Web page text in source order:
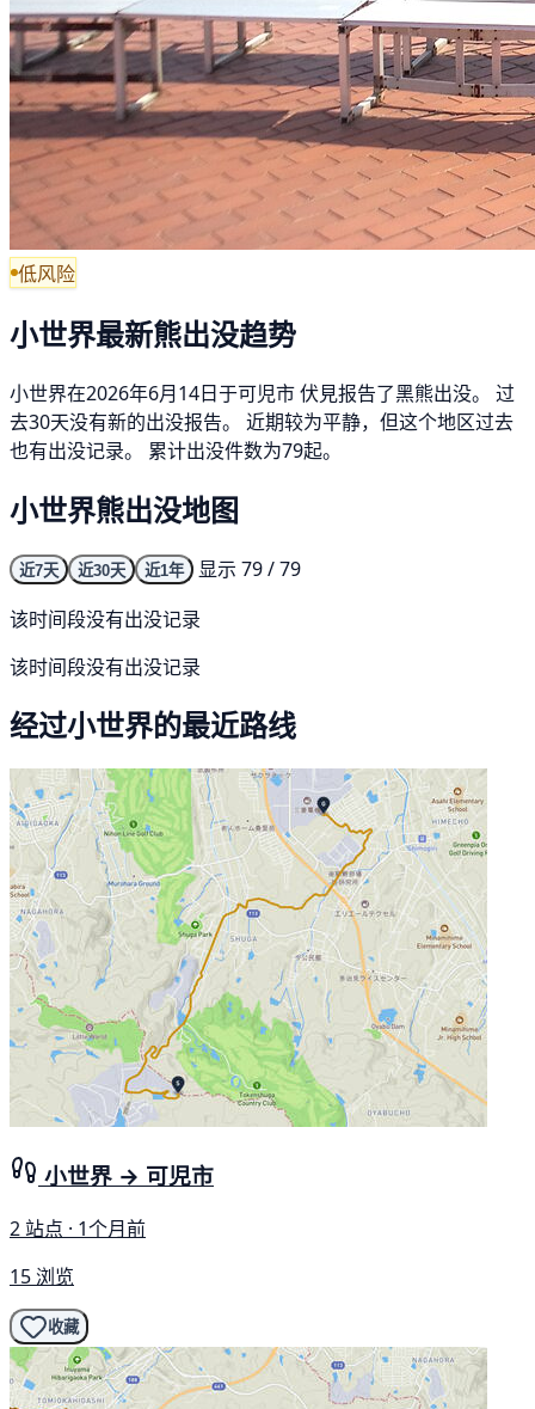
低风险
小世界最新熊出没趋势
小世界在2026年6月14日于可児市 伏見报告了黑熊出没。 过
去30天没有新的出没报告。 近期较为平静，但这个地区过去
也有出没记录。 累计出没件数为79起。
小世界熊出没地图
近7天 近30天 近1年
显示 79 / 79
该时间段没有出没记录
该时间段没有出没记录
经过小世界的最近路线
小世界 → 可児市
2 站点 · 1个月前
15 浏览
收藏